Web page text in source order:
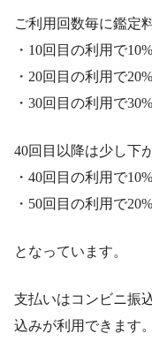
ご利用回数毎に鑑定
・10回目の利用で
・20回目の利用で
・30回目の利用で
40回目以降は少し下
・40回目の利用で
・50回目の利用で
となっています。
支払いはコンビニ振
込みが利用できます。